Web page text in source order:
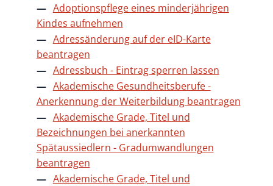
Adoptionspflege eines minderjährigen
Kindes aufnehmen
Adressänderung auf der eID-Karte
beantragen
Adressbuch - Eintrag sperren lassen
Akademische Gesundheitsberufe -
Anerkennung der Weiterbildung beantragen
Akademische Grade, Titel und
Bezeichnungen bei anerkannten
Spätaussiedlern - Gradumwandlungen
beantragen
Akademische Grade, Titel und